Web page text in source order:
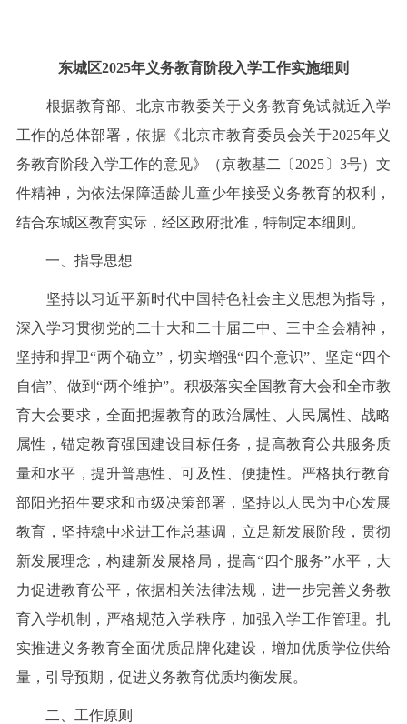
东城区2025年义务教育阶段入学工作实施细则
根据教育部、北京市教委关于义务教育免试就近入学
工作的总体部署，依据《北京市教育委员会关于2025年义
务教育阶段入学工作的意见》（京教基二〔2025〕3号）文
件精神，为依法保障适龄儿童少年接受义务教育的权利，
结合东城区教育实际，经区政府批准，特制定本细则。
一、指导思想
坚持以习近平新时代中国特色社会主义思想为指导，
深入学习贯彻党的二十大和二十届二中、三中全会精神，
坚持和捍卫“两个确立”，切实增强“四个意识”、坚定“四个
自信”、做到“两个维护”。积极落实全国教育大会和全市教
育大会要求，全面把握教育的政治属性、人民属性、战略
属性，锚定教育强国建设目标任务，提高教育公共服务质
量和水平，提升普惠性、可及性、便捷性。严格执行教育
部阳光招生要求和市级决策部署，坚持以人民为中心发展
教育，坚持稳中求进工作总基调，立足新发展阶段，贯彻
新发展理念，构建新发展格局，提高“四个服务”水平，大
力促进教育公平，依据相关法律法规，进一步完善义务教
育入学机制，严格规范入学秩序，加强入学工作管理。扎
实推进义务教育全面优质品牌化建设，增加优质学位供给
量，引导预期，促进义务教育优质均衡发展。
二、工作原则